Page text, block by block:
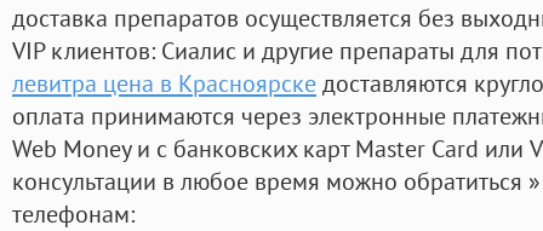
доставка препаратов осуществляется без
VIP клиентов: Сиалис и другие препараты для
левитра цена в Красноярскедоставляются
оплата принимаются через электронные
Web Money и с банковских карт Master Card или
консультации в любое время можно обратиться
телефонам: